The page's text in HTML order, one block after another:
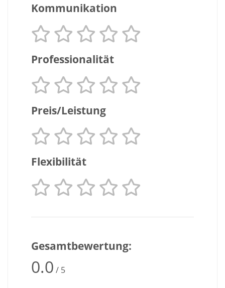
Kommunikation
Professionalität
Preis/Leistung
Flexibilität
Gesamtbewertung:
0.0 / 5